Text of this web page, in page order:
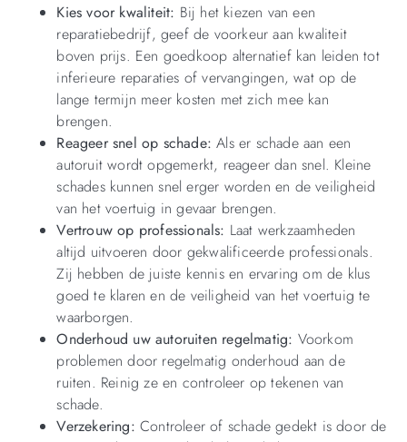
Kies voor kwaliteit: Bij het kiezen van een
reparatiebedrijf, geef de voorkeur aan kwaliteit
boven prijs. Een goedkoop alternatief kan leiden tot
inferieure reparaties of vervangingen, wat op de
lange termijn meer kosten met zich mee kan
brengen.
Reageer snel op schade: Als er schade aan een
autoruit wordt opgemerkt, reageer dan snel. Kleine
schades kunnen snel erger worden en de veiligheid
van het voertuig in gevaar brengen.
Vertrouw op professionals: Laat werkzaamheden
altijd uitvoeren door gekwalificeerde professionals.
Zij hebben de juiste kennis en ervaring om de klus
goed te klaren en de veiligheid van het voertuig te
waarborgen.
Onderhoud uw autoruiten regelmatig: Voorkom
problemen door regelmatig onderhoud aan de
ruiten. Reinig ze en controleer op tekenen van
schade.
Verzekering: Controleer of schade gedekt is door de